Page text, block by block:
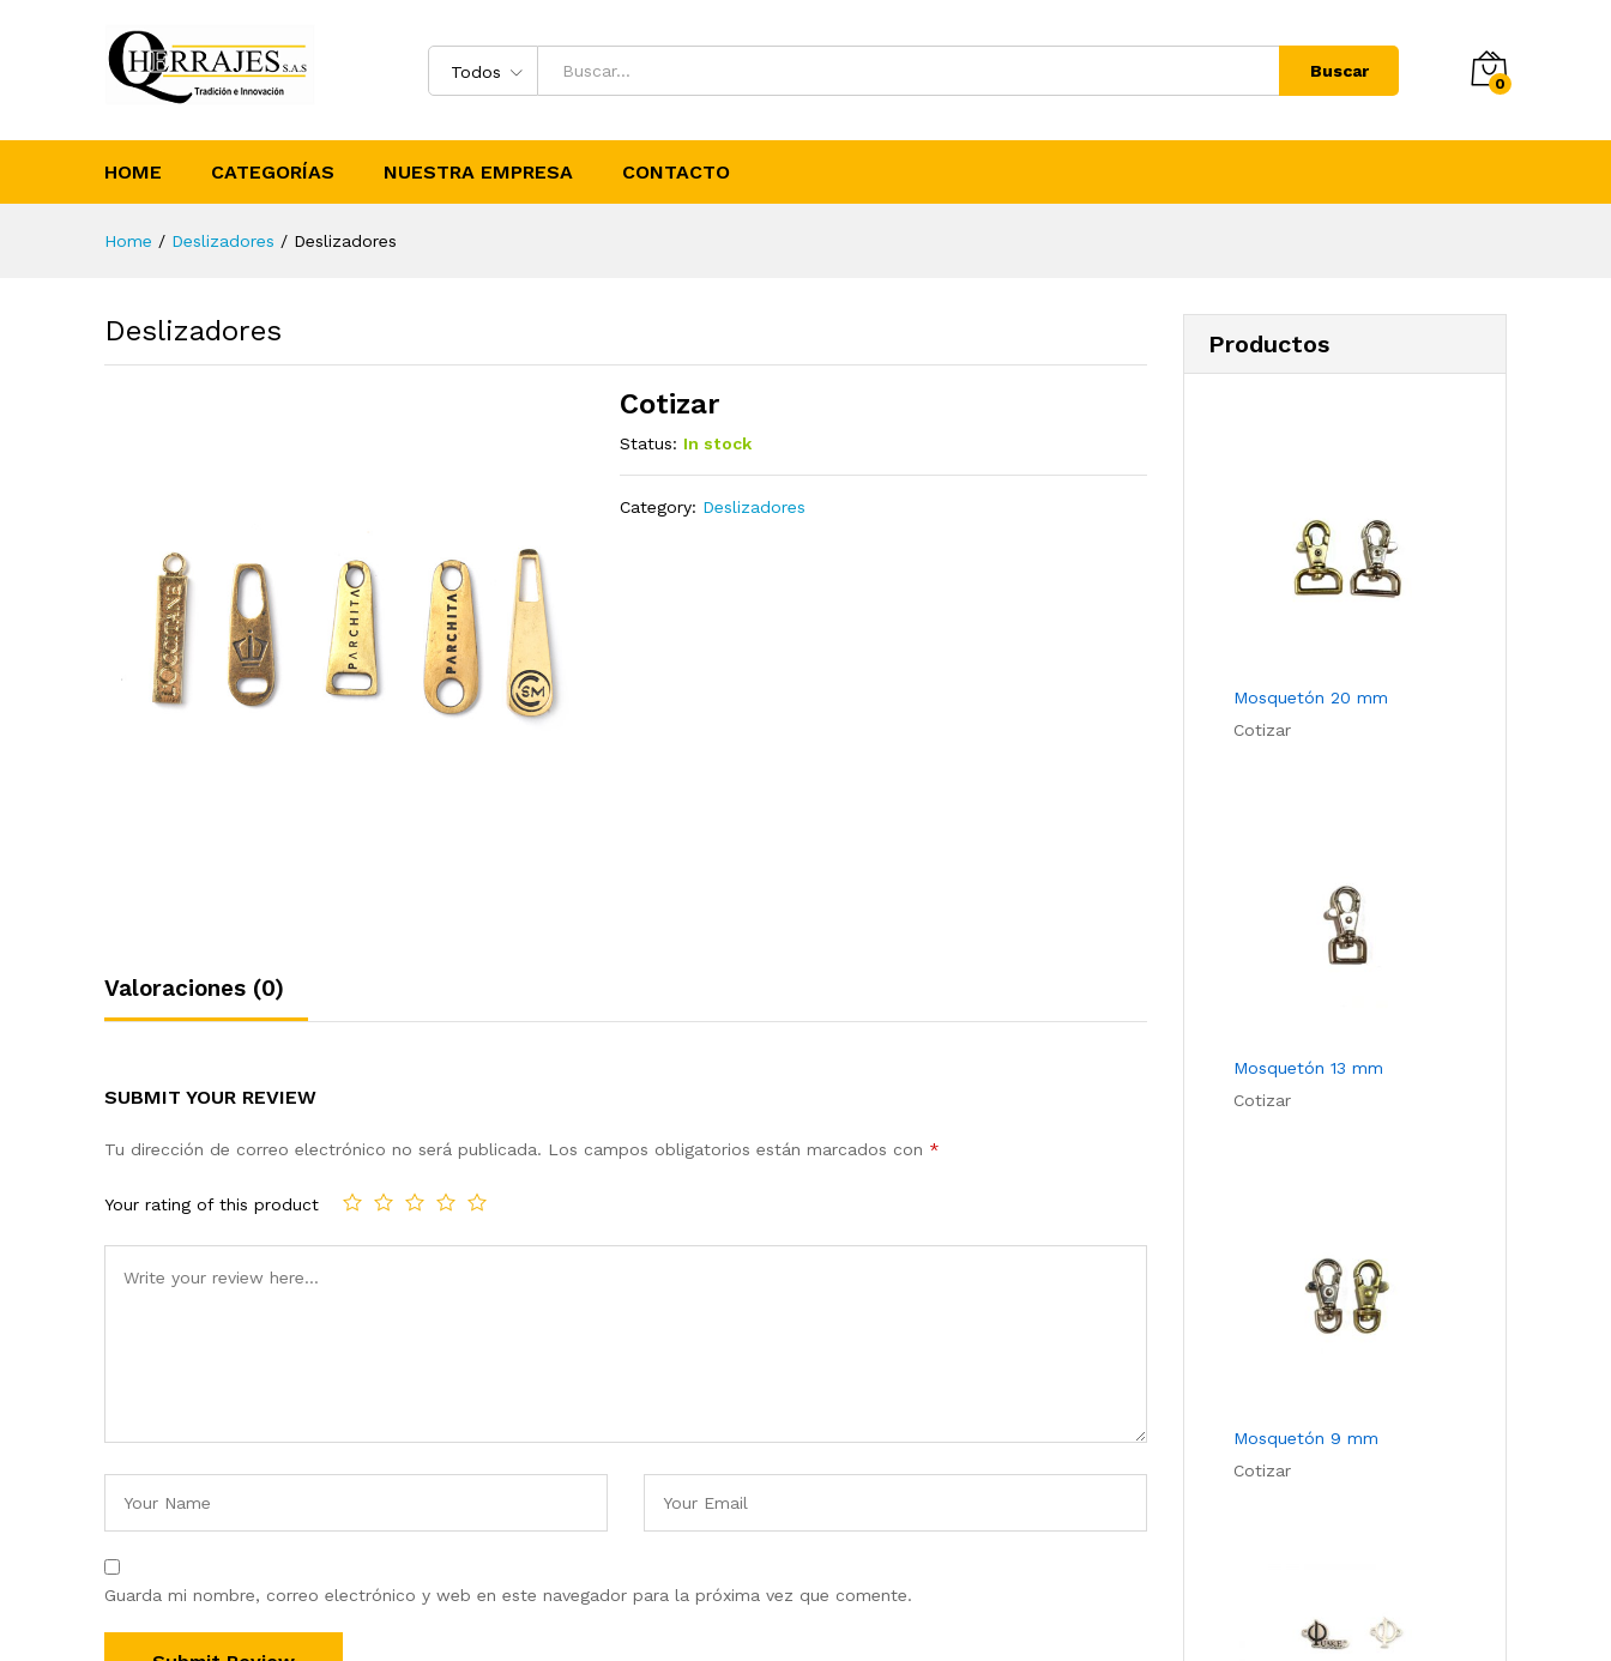
Todos Buscar
0
HOME CATEGORÍAS NUESTRA EMPRESA CONTACTO
Home / Deslizadores / Deslizadores
Deslizadores
Cotizar
Status: In stock
Category: Deslizadores
Valoraciones (0)
SUBMIT YOUR REVIEW
Tu dirección de correo electrónico no será publicada. Los campos obligatorios están marcados con *
Your rating of this product
Guarda mi nombre, correo electrónico y web en este navegador para la próxima vez que comente.
Productos
Mosquetón 20 mm
Cotizar
Mosquetón 13 mm
Cotizar
Mosquetón 9 mm
Cotizar